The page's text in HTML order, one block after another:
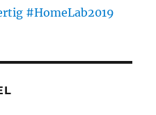
#HomeLab2019